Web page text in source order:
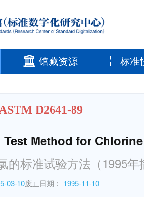
馆藏资源 标准
ASTM D2641-89
Test Method for
的标准试验方法（1995年
03-10废止日期： 1995-11-10